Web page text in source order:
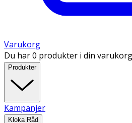
Varukorg
Du har 0 produkter i din
Produkter
Kampanjer
Kloka Råd